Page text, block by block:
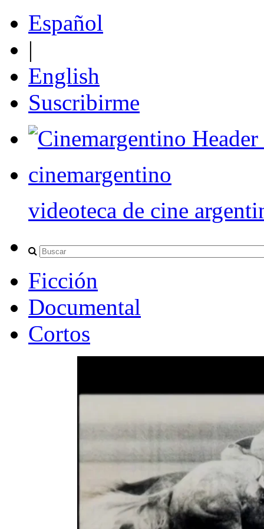
Español
|
English
Suscribirme
cinemargentino
videoteca de cine
Ficción
Documental
Cortos